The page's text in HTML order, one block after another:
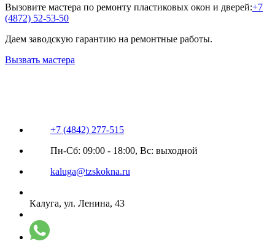
Вызовите мастера по ремонту пластиковых окон и дверей:+7
(4872) 52-53-50
Даем заводскую гарантию на ремонтные работы.
Вызвать мастера
+7 (4842) 277-515
Пн-Сб: 09:00 - 18:00, Вс: выходной
kaluga@tzskokna.ru
Калуга, ул. Ленина, 43